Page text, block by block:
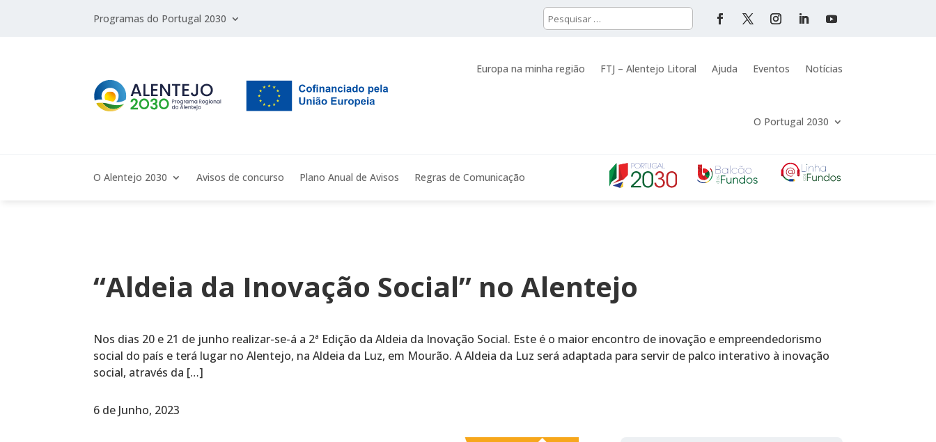
Programas do Portugal 2030
Europa na minha região FTJ – Alentejo Litoral Ajuda Eventos Notícias
O Portugal 2030
O Alentejo 2030 Avisos de concurso Plano Anual de Avisos Regras de Comunicação
“Aldeia da Inovação Social” no Alentejo
Nos dias 20 e 21 de junho realizar-se-á a 2ª Edição da Aldeia da Inovação Social. Este é o maior encontro de inovação e empreendedorismo
social do país e terá lugar no Alentejo, na Aldeia da Luz, em Mourão. A Aldeia da Luz será adaptada para servir de palco interativo à inovação
social, através da […]
6 de Junho, 2023